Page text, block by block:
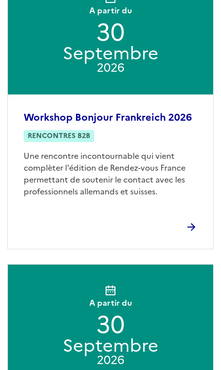
Workshop Bonjour Frankreich 2026
RENCONTRES B2B
Une rencontre incontournable qui vient
complèter l'édition de Rendez-vous France
permettant de soutenir le contact avec les
professionnels allemands et suisses.
A partir du
30
Septembre
2026
A partir du
30
Septembre
2026